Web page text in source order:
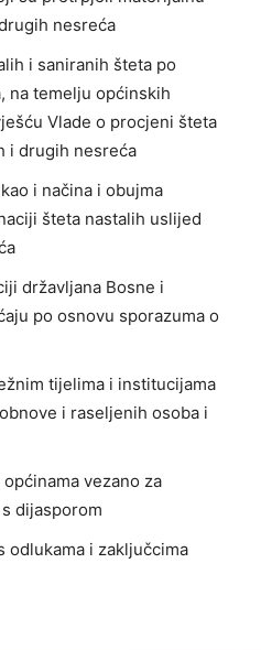
nesreća
i saniranih šteta po
na temelju općinskih
Vlade o procjeni šteta
i drugih nesreća
i načina i obujma
šteta nastalih uslijed
državljana Bosne i
po osnovu sporazuma o
tijelima i institucijama
i raseljenih osoba i
vezano za
dijasporom
odlukama i zaključcima